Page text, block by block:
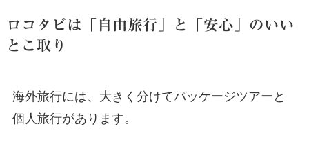
ロコタビは「自由旅行」と「安心」のいい
とこ取り
海外旅行には、大きく分けてパッケージツアーと
個人旅行があります。